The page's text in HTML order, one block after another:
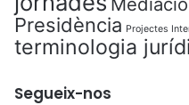
Presidència Projectes
terminologia
Segueix-nos